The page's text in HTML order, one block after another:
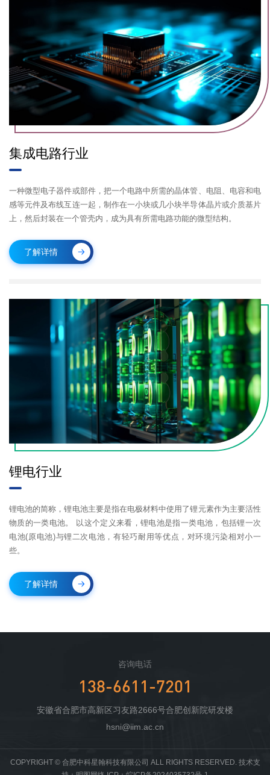
集成电路行业
一种微型电子器件或部件，把一个电路中所需的晶体管、电阻、电容和电
感等元件及布线互连一起，制作在一小块或几小块半导体晶片或介质基片
上，然后封装在一个管壳内，成为具有所需电路功能的微型结构。
了解详情
锂电行业
锂电池的简称，锂电池主要是指在电极材料中使用了锂元素作为主要活性
物质的一类电池。 以这个定义来看，锂电池是指一类电池，包括锂一次
电池(原电池)与锂二次电池，有轻巧耐用等优点，对环境污染相对小一
些。
了解详情
咨询电话
138-6611-7201
安徽省合肥市高新区习友路2666号合肥创新院研发楼
hsni@iim.ac.cn
COPYRIGHT © 合肥中科星翰科技有限公司 ALL RIGHTS RESERVED. 技术支
立即提交